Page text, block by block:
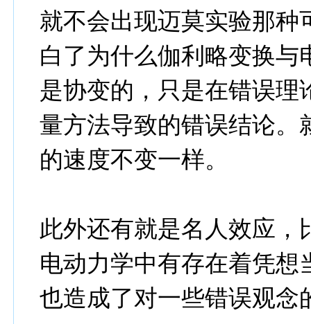
就不会出现迈莫实验那种
白了为什么伽利略变换与
是协变的，只是在错误理
量方法导致的错误结论。
的速度不变一样。
此外还有就是名人效应，
电动力学中有存在着凭想
也造成了对一些错误观念